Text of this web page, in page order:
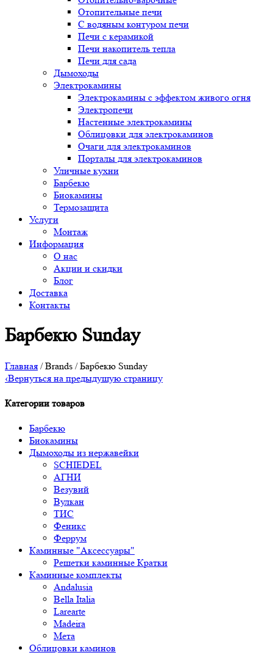
Отопительные печи
С водяным контуром печи
Печи с керамикой
Печи накопитель тепла
Печи для сада
Дымоходы
Электрокамины
Электрокамины с эффектом живого огня
Электропечи
Настенные электрокамины
Облицовки для электрокаминов
Очаги для электрокаминов
Порталы для электрокаминов
Уличные кухни
Барбекю
Биокамины
Термозащита
Услуги
Монтаж
Информация
О нас
Акции и скидки
Блог
Доставка
Контакты
Барбекю Sunday
Главная / Brands / Барбекю Sunday
‹Вернуться на предыдущую страницу
Категории товаров
Барбекю
Биокамины
Дымоходы из нержавейки
SCHIEDEL
АГНИ
Везувий
Вулкан
ТИС
Феникс
Феррум
Каминные "Аксессуары"
Решетки каминные Кратки
Каминные комплекты
Andalusia
Bella Italia
Larearte
Madeira
Мета
Облицовки каминов